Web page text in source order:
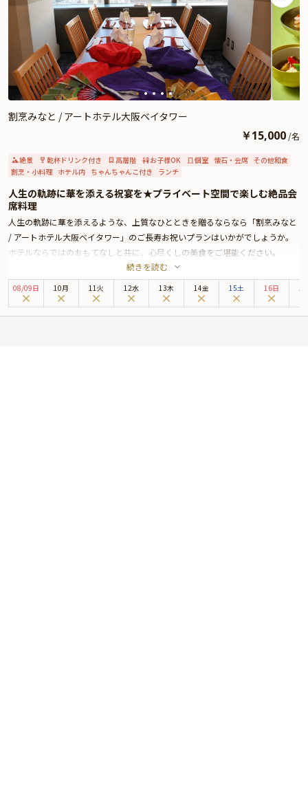
割烹みなと / アートホテル大阪ベイタワー
￥15,000 /名
絶景 乾杯ドリンク付き 高層階 お子様OK 個室 懐石・会席 その他和食
割烹・小料理 ホテル内 ちゃんちゃんこ付き ランチ
人生の軌跡に華を添える祝宴を★プライベート空間で楽しむ絶品会
席料理
人生の軌跡に華を添えるような、上質なひとときを贈るならなら「割烹みなと
/ アートホテル大阪ベイタワー」のご長寿お祝いプランはいかがでしょうか。
ホテルならではのおもてなしと共に、心尽くしの美食をご堪能ください。
大阪ベイエリアの象徴、アートホテル大阪ベイタワーの20階に位置する「割烹
みなと」。木の温もりに満ちた洗練空間は、ご家族様やご友人様と集う特別な
ひとときに最適です。還暦・古希・米寿など、人生の節目を祝うご会食にふさ
続きを読む
08/09日 10月 11火 12水 13木 14金 15土 16日